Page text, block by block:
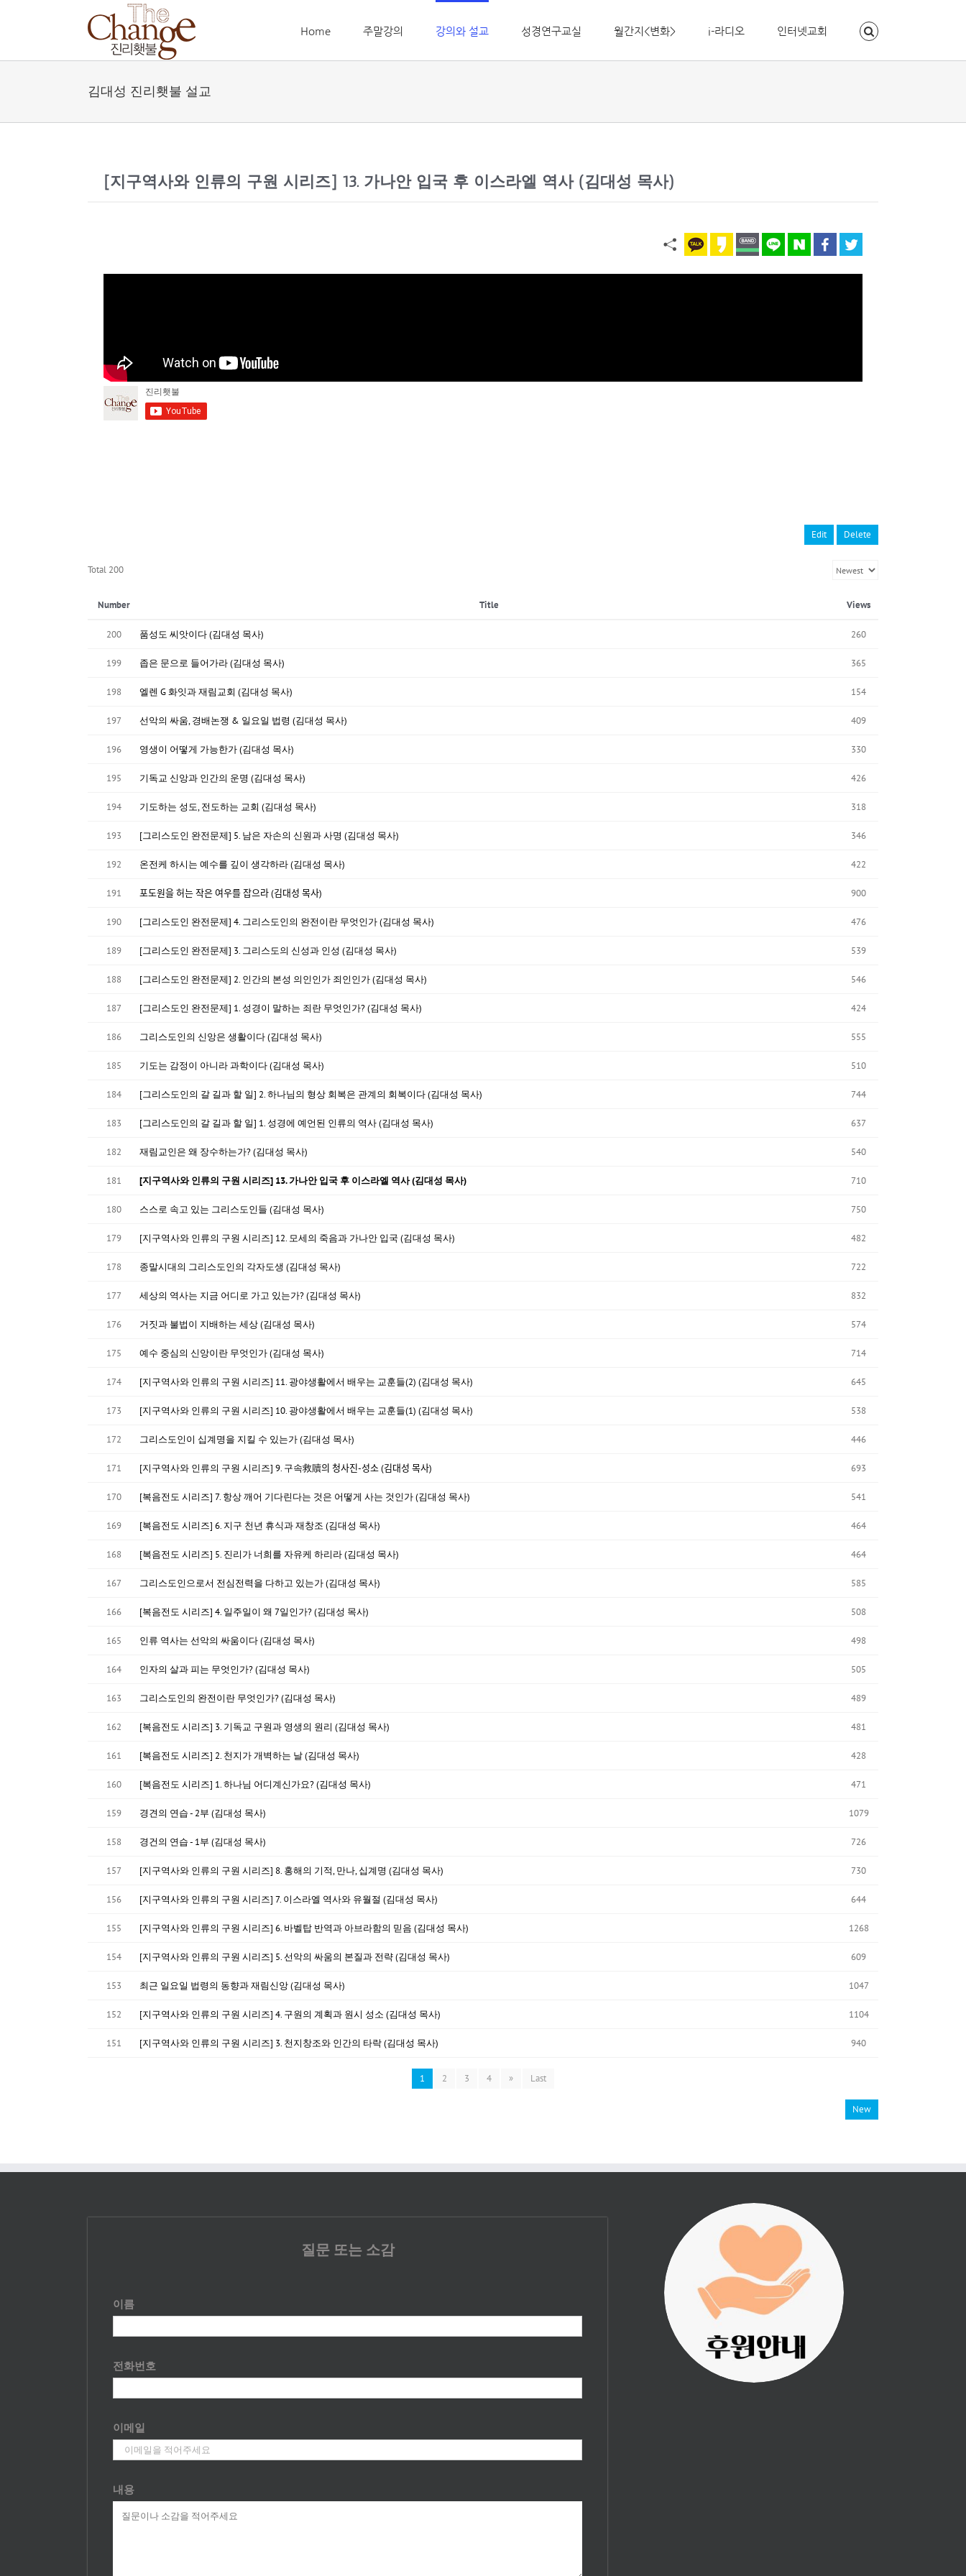
Home 주말강의 강의와 설교 성경연구교실 월간지<변화> i-라디오 인터넷교회
김대성 진리횃불 설교
[지구역사와 인류의 구원 시리즈] 13. 가나안 입국 후 이스라엘 역사 (김대성 목사)
Edit Delete
Total 200
Number Title Views
200 품성도 씨앗이다 (김대성 목사) 260
199 좁은 문으로 들어가라 (김대성 목사) 365
198 엘렌 G 화잇과 재림교회 (김대성 목사) 154
197 선악의 싸움, 경배논쟁 & 일요일 법령 (김대성 목사) 409
196 영생이 어떻게 가능한가 (김대성 목사) 330
195 기독교 신앙과 인간의 운명 (김대성 목사) 426
194 기도하는 성도, 전도하는 교회 (김대성 목사) 318
193 [그리스도인 완전문제] 5. 남은 자손의 신원과 사명 (김대성 목사) 346
192 온전케 하시는 예수를 깊이 생각하라 (김대성 목사) 422
191 포도원을 허는 작은 여우를 잡으라 (김대성 목사) 900
190 [그리스도인 완전문제] 4. 그리스도인의 완전이란 무엇인가 (김대성 목사) 476
189 [그리스도인 완전문제] 3. 그리스도의 신성과 인성 (김대성 목사) 539
188 [그리스도인 완전문제] 2. 인간의 본성 의인인가 죄인인가 (김대성 목사) 546
187 [그리스도인 완전문제] 1. 성경이 말하는 죄란 무엇인가? (김대성 목사) 424
186 그리스도인의 신앙은 생활이다 (김대성 목사) 555
185 기도는 감정이 아니라 과학이다 (김대성 목사) 510
184 [그리스도인의 갈 길과 할 일] 2. 하나님의 형상 회복은 관계의 회복이다 (김대성 목사) 744
183 [그리스도인의 갈 길과 할 일] 1. 성경에 예언된 인류의 역사 (김대성 목사) 637
182 재림교인은 왜 장수하는가? (김대성 목사) 540
181 [지구역사와 인류의 구원 시리즈] 13. 가나안 입국 후 이스라엘 역사 (김대성 목사) 710
180 스스로 속고 있는 그리스도인들 (김대성 목사) 750
179 [지구역사와 인류의 구원 시리즈] 12. 모세의 죽음과 가나안 입국 (김대성 목사) 482
178 종말시대의 그리스도인의 각자도생 (김대성 목사) 722
177 세상의 역사는 지금 어디로 가고 있는가? (김대성 목사) 832
176 거짓과 불법이 지배하는 세상 (김대성 목사) 574
175 예수 중심의 신앙이란 무엇인가 (김대성 목사) 714
174 [지구역사와 인류의 구원 시리즈] 11. 광야생활에서 배우는 교훈들(2) (김대성 목사) 645
173 [지구역사와 인류의 구원 시리즈] 10. 광야생활에서 배우는 교훈들(1) (김대성 목사) 538
172 그리스도인이 십계명을 지킬 수 있는가 (김대성 목사) 446
171 [지구역사와 인류의 구원 시리즈] 9. 구속救贖의 청사진-성소 (김대성 목사) 693
170 [복음전도 시리즈] 7. 항상 깨어 기다린다는 것은 어떻게 사는 것인가 (김대성 목사) 541
169 [복음전도 시리즈] 6. 지구 천년 휴식과 재창조 (김대성 목사) 464
168 [복음전도 시리즈] 5. 진리가 너희를 자유케 하리라 (김대성 목사) 464
167 그리스도인으로서 전심전력을 다하고 있는가 (김대성 목사) 585
166 [복음전도 시리즈] 4. 일주일이 왜 7일인가? (김대성 목사) 508
165 인류 역사는 선악의 싸움이다 (김대성 목사) 498
164 인자의 살과 피는 무엇인가? (김대성 목사) 505
163 그리스도인의 완전이란 무엇인가? (김대성 목사) 489
162 [복음전도 시리즈] 3. 기독교 구원과 영생의 원리 (김대성 목사) 481
161 [복음전도 시리즈] 2. 천지가 개벽하는 날 (김대성 목사) 428
160 [복음전도 시리즈] 1. 하나님 어디계신가요? (김대성 목사) 471
159 경견의 연습 - 2부 (김대성 목사) 1079
158 경건의 연습 - 1부 (김대성 목사) 726
157 [지구역사와 인류의 구원 시리즈] 8. 홍해의 기적, 만나, 십계명 (김대성 목사) 730
156 [지구역사와 인류의 구원 시리즈] 7. 이스라엘 역사와 유월절 (김대성 목사) 644
155 [지구역사와 인류의 구원 시리즈] 6. 바벨탑 반역과 아브라함의 믿음 (김대성 목사) 1268
154 [지구역사와 인류의 구원 시리즈] 5. 선악의 싸움의 본질과 전략 (김대성 목사) 609
153 최근 일요일 법령의 동향과 재림신앙 (김대성 목사) 1047
152 [지구역사와 인류의 구원 시리즈] 4. 구원의 계획과 원시 성소 (김대성 목사) 1104
151 [지구역사와 인류의 구원 시리즈] 3. 천지창조와 인간의 타락 (김대성 목사) 940
1 2 3 4 » Last
New
질문 또는 소감
이름
전화번호
이메일
내용
진리횃불 사역은 여러분
의 후원으로 이루어집니
다.